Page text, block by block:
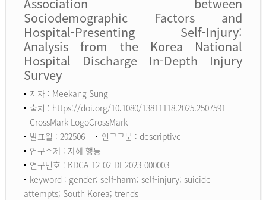
Sociodemographic Factors and
Hospital-Presenting Self-Injury:
Analysis from the Korea National
Hospital Discharge In-Depth Injury
Survey
저자 : Meekang Sung
출처 : https://doi.org/10.1080/13811118.2025.2507591
CrossMark LogoCrossMark
발표월 : 202506
연구구분 : descriptive
연구주제 : 자해 행동
연구번호 : KDCA-12-02-DI-2023-000003
keyword : gender; self-harm; self-injury; suicide
attempts; South Korea; trends